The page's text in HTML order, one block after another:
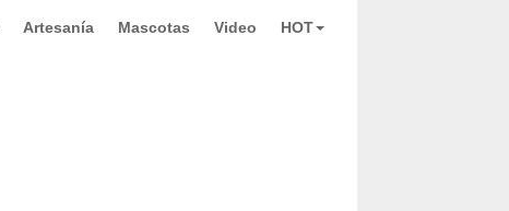
Artesanía Mascotas Video HOT